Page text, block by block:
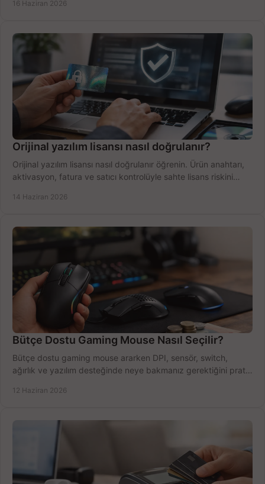
16 Haziran 2026
Orijinal yazılım lisansı nasıl doğrulanır?
Orijinal yazılım lisansı nasıl doğrulanır öğrenin. Ürün anahtarı,
aktivasyon, fatura ve satıcı kontrolüyle sahte lisans riskini
14 Haziran 2026
Bütçe Dostu Gaming Mouse Nasıl Seçilir?
Bütçe dostu gaming mouse ararken DPI, sensör, switch,
ağırlık ve yazılım desteğinde neye bakmanız gerektiğini pratik
12 Haziran 2026